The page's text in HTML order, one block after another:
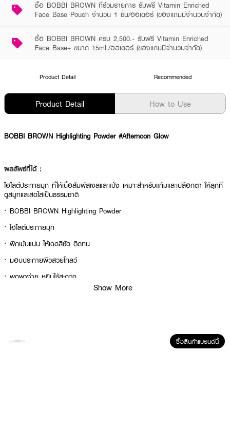
ซื้อ BOBBI BROWN ที่ร่วมรายการ รับฟรี Vitamin Enriched
Face Base Pouch จำนวน 1 ชิ้น/ออเดอร์ (ของแถมมีจำนวนจำกัด)
ซื้อ BOBBI BROWN ครบ 2,500.- รับฟรี Vitamin Enriched
Face Base+ ขนาด 15ml./ออเดอร์ (ของแถมมีจำนวนจำกัด)
Product Detail Recommended
Product Detail How to Use
BOBBI BROWN Highlighting Powder #Afternoon Glow
ผลลัพธ์ที่ได้ :
ไฮไลต์ประกายมุก ที่ให้เนื้อสัมผัสเจลและแป้ง เหมาะสำหรับแก้มและเปลือกตา ให้ลุคที่
ดูสมูทและสดใสเป็นธรรมชาติ
· BOBBI BROWN Highlighting Powder
· ไฮไลต์ประกายมุก
· พิกเม้นแน่น ให้เฉดสีชัด ติดทน
· มอบประกายผิวสวยโกลว์
· พกพาง่าย หยิบใช้สะดวก
Show More
ซื้อสินค้าแบรนด์นี้